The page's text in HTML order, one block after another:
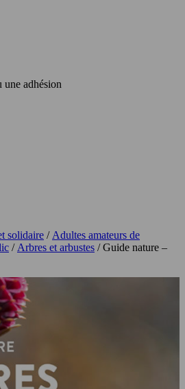
adhésion
solidaire / Adultes amateurs de
/ Arbres et arbustes / Guide nature –